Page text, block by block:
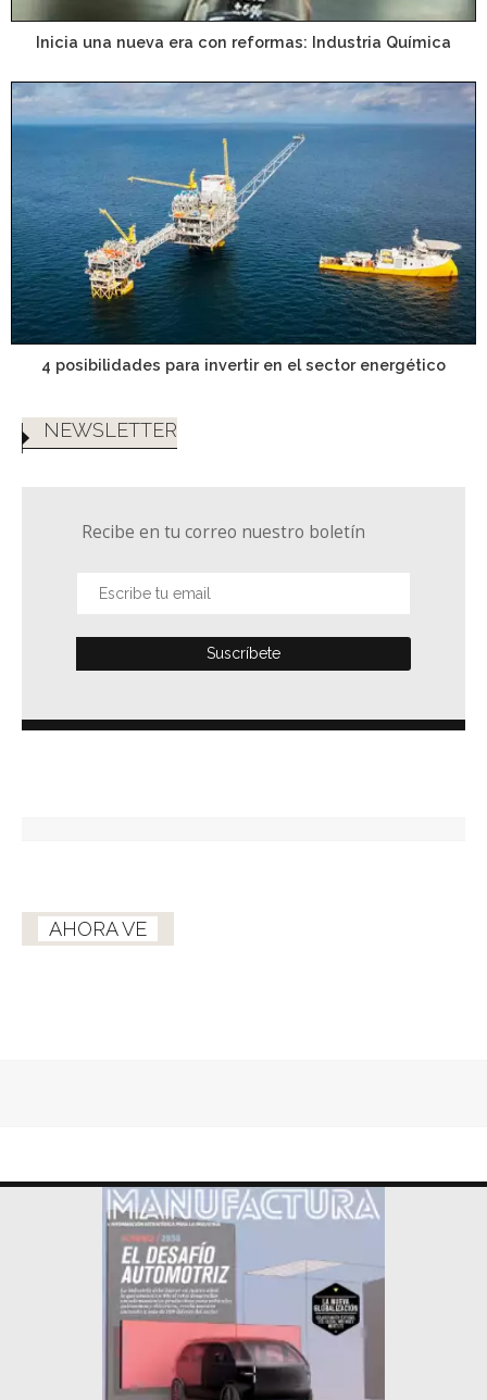
Inicia una nueva era con reformas: Industria Química
4 posibilidades para invertir en el sector energético
NEWSLETTER
Recibe en tu correo nuestro boletín
AHORA VE